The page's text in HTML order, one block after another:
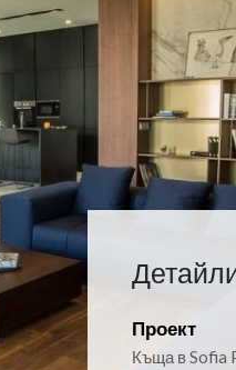
Проект
Къща в Sofia